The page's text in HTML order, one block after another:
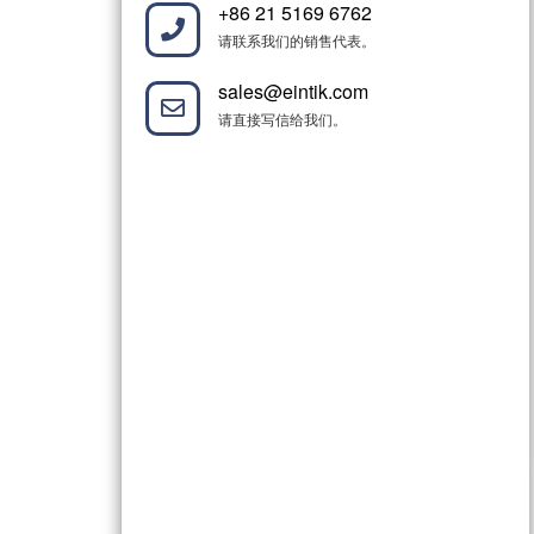
+86 21 5169 6762
请联系我们的销售代表。
sales@eintik.com
请直接写信给我们。